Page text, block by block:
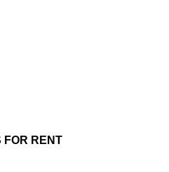
ARCHIVES FOR RENT